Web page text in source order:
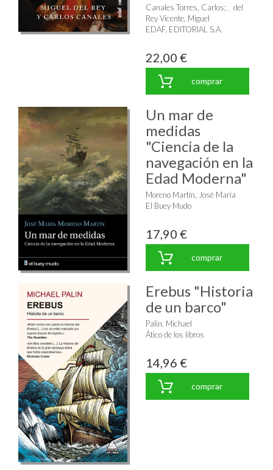
Canales Torres, Carlos;
del
Rey Vicente, Miguel
EDAF, EDITORIAL S.A.
22,00 €
comprar
Un mar de
medidas
"Ciencia de la
navegación en la
Edad Moderna"
Moreno Martín, José María
El Buey Mudo
17,90 €
comprar
Erebus "Historia
de un barco"
Palin, Michael
Ático de los libros
14,96 €
comprar